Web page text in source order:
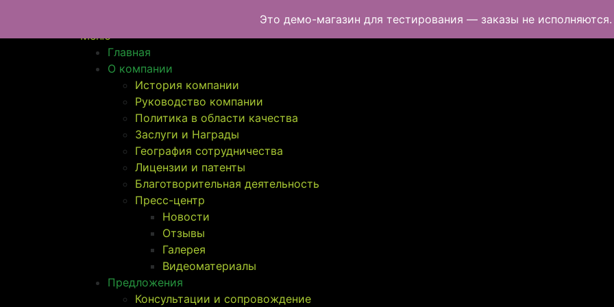
содержимому Меню
Главная
О компании
История компании
Руководство компании
Политика в области качества
Заслуги и Награды
География сотрудничества
Лицензии и патенты
Благотворительная деятельность
Пресс-центр
Новости
Отзывы
Галерея
Видеоматериалы
Предложения
Консультации и сопровождение
Это демо-магазин для тестирования — заказы не исполняются.